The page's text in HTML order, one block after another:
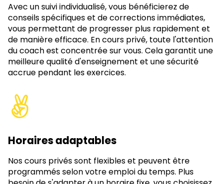
Avec un suivi individualisé, vous bénéficierez de
conseils spécifiques et de corrections immédiates,
vous permettant de progresser plus rapidement et
de manière efficace. En cours privé, toute l'attention
du coach est concentrée sur vous. Cela garantit une
meilleure qualité d'enseignement et une sécurité
accrue pendant les exercices.
Horaires adaptables
Nos cours privés sont flexibles et peuvent être
programmés selon votre emploi du temps. Plus